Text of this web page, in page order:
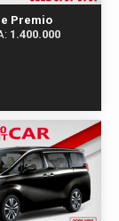
Premio
1.400.000